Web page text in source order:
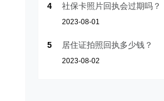
4 社保卡照片回执会过期吗？
2023-08-01
5 居住证拍照回执多少钱？
2023-08-02